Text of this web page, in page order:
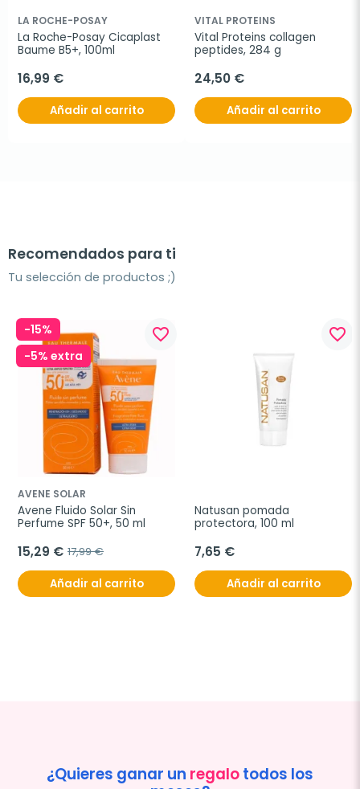
LA ROCHE-POSAY
La Roche-Posay Cicaplast
Baume B5+, 100ml
16,99 €
Añadir al carrito
VITAL PROTEINS
Vital Proteins collagen
peptides, 284 g
24,50 €
Añadir al carrito
Recomendados para ti
Tu selección de productos ;)
-15%
-5% extra
favorite_border
AVENE SOLAR
Avene Fluido Solar Sin
Perfume SPF 50+, 50 ml
15,29 € 17,99 €
Añadir al carrito
favorite_border
Natusan pomada
protectora, 100 ml
7,65 €
Añadir al carrito
¿Quieres ganar un regalotodos los